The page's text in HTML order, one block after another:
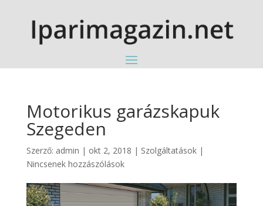
Motorikus garázskapuk
Szegeden
Szerző: admin | okt 2, 2018 | Szolgáltatások|
Nincsenek hozzászólások